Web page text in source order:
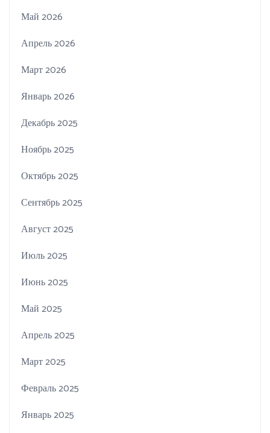
Май 2026
Апрель 2026
Март 2026
Январь 2026
Декабрь 2025
Ноябрь 2025
Октябрь 2025
Сентябрь 2025
Август 2025
Июль 2025
Июнь 2025
Май 2025
Апрель 2025
Март 2025
Февраль 2025
Январь 2025